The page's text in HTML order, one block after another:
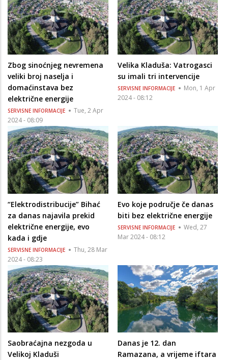
Zbog sinoćnjeg nevremena
veliki broj naselja i
domaćinstava bez
električne energije
SERVISNE INFORMACIJE
Tue, 2 Apr
2024 - 08:09
Velika Kladuša: Vatrogasci
su imali tri intervencije
SERVISNE INFORMACIJE
Mon, 1 Apr
2024 - 08:12
“Elektrodistribucije” Bihać
za danas najavila prekid
električne energije, evo
kada i gdje
SERVISNE INFORMACIJE
Thu, 28 Mar
2024 - 08:23
Evo koje područje če danas
biti bez električne energije
SERVISNE INFORMACIJE
Wed, 27
Mar 2024 - 08:12
Saobraćajna nezgoda u
Velikoj Kladuši
Danas je 12. dan
Ramazana, a vrijeme iftara